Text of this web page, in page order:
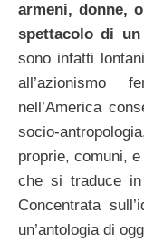
armeni, donne,
spettacolo di
sono infatti
all’azionismo
nell’America
socio-
proprie, comuni,
che si traduce
Concentrata
un’antologia di